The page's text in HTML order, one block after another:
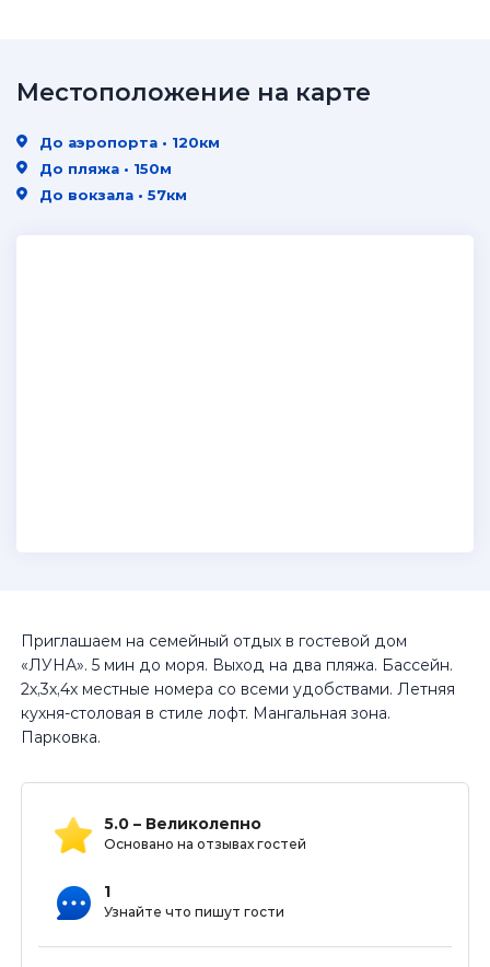
Приглашаем на семейный отдых в гостевой дом
«ЛУНА». 5 мин до моря. Выход на два пляжа. Бассейн.
2х,3х,4х местные номера со всеми удобствами. Летняя
кухня-столовая в стиле лофт. Мангальная зона.
Парковка.
5.0 – Великолепно
Основано на отзывах гостей
1
Узнайте что пишут гости
Местоположение на карте
До аэропорта • 120км
До пляжа • 150м
До вокзала • 57км